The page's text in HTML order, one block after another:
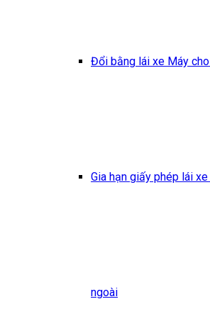
Đổi bằng lái xe Máy
Gia hạn giấy phép lái
ngoài